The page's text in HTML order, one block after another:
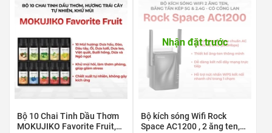
Bộ 10 Chai Tinh Dầu Thơm
MOKUJIKO Favorite Fruit,
Nhận đặt trước
Bộ kích sóng Wifi Rock
Space AC1200 , 2 ăng ten,